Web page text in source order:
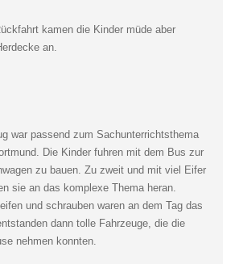
kamen die Kinder müde aber
an.
war passend zum Sachunterrichtsthema
Die Kinder fuhren mit dem Bus zur
zu bauen. Zu zweit und mit viel Eifer
sie an das komplexe Thema heran.
und schrauben waren an dem Tag das
dann tolle Fahrzeuge, die die
nehmen konnten.